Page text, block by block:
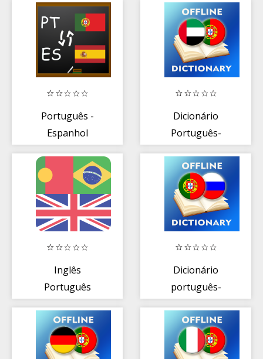
Português -
Espanhol
Dicionário
Português-
Inglês
Português
Dicionário +
Tradutor
Dicionário
português-